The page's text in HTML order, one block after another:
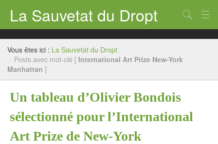
La Sauvetat du Dropt
Accueil
Mairie
Le village
Annuaire Pro
Écoles
Archives
Chercher
Vous êtes ici : La Sauvetat du Dropt
/ Posts avec mot-clé [ International Art Prize New-York
Manhattan ]
Un tableau d’Olivier Bondois
sélectionné pour l’International
Art Prize de New-York